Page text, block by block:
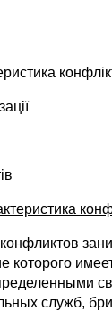
служб,